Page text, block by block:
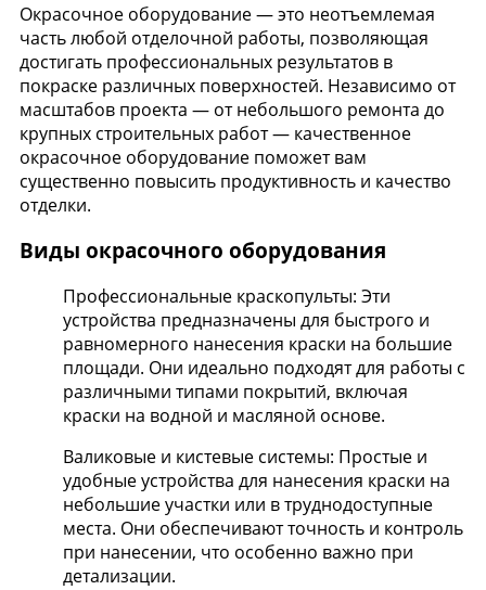
Окрасочное оборудование — это неотъемлемая
часть любой отделочной работы, позволяющая
достигать профессиональных результатов в
покраске различных поверхностей. Независимо от
масштабов проекта — от небольшого ремонта до
крупных строительных работ — качественное
окрасочное оборудование поможет вам
существенно повысить продуктивность и качество
отделки.
Виды окрасочного оборудования
Профессиональные краскопульты: Эти
устройства предназначены для быстрого и
равномерного нанесения краски на большие
площади. Они идеально подходят для работы с
различными типами покрытий, включая
краски на водной и масляной основе.
Валиковые и кистевые системы: Простые и
удобные устройства для нанесения краски на
небольшие участки или в труднодоступные
места. Они обеспечивают точность и контроль
при нанесении, что особенно важно при
детализации.